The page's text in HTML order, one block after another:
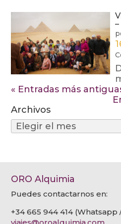
« Entradas más
Archivos
Archivos
ORO Alquimia
Puedes contactarnos en:
+34 665 944 414